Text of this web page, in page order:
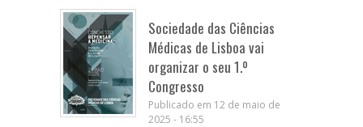
Sociedade das Ciências
Médicas de Lisboa vai
organizar o seu 1.º
Congresso
Publicado em 12 de maio de
2025 - 16:55